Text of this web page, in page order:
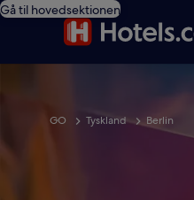
Gå til hovedsektionen
GO Tyskland Berlin